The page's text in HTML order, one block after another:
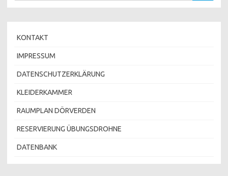
KONTAKT
IMPRESSUM
DATENSCHUTZERKLÄRUNG
KLEIDERKAMMER
RAUMPLAN DÖRVERDEN
RESERVIERUNG ÜBUNGSDROHNE
DATENBANK